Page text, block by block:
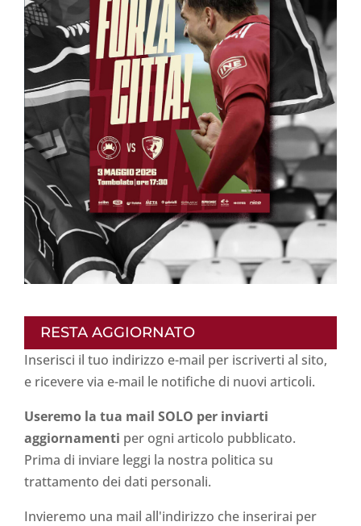
RESTA AGGIORNATO
Inserisci il tuo indirizzo e-mail per iscriverti al sito,
e ricevere via e-mail le notifiche di nuovi articoli.
Useremo la tua mail SOLO per inviarti
aggiornamenti per ogni articolo pubblicato.
Prima di inviare leggi la nostra politica su
trattamento dei dati personali.
Invieremo una mail all'indirizzo che inserirai per